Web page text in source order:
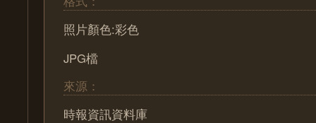
照片顏色:彩色
JPG檔
來源：
時報資訊資料庫